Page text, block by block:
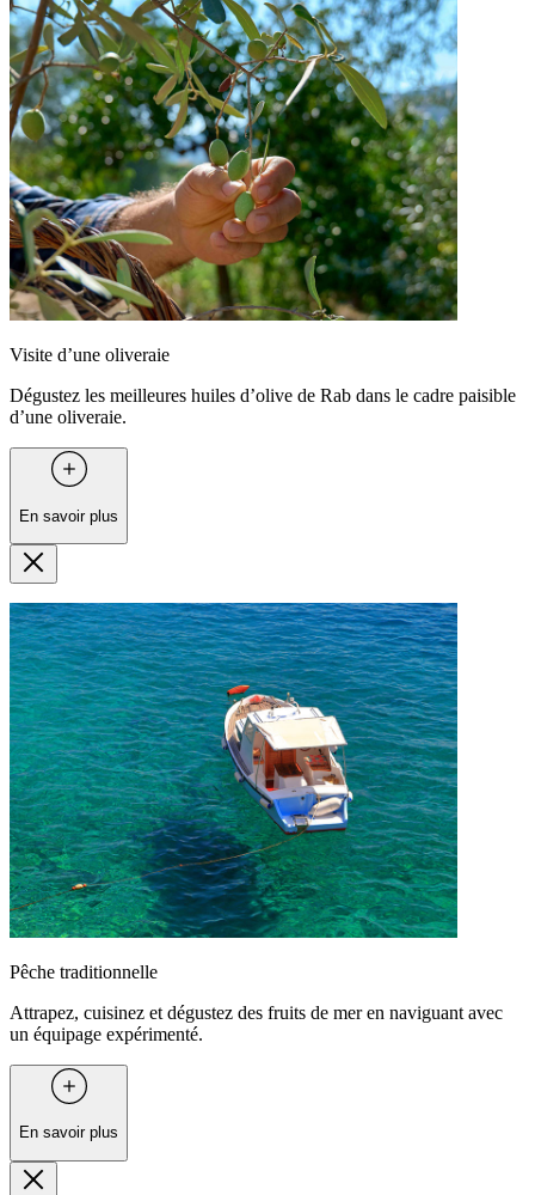
Visite d’une oliveraie
Dégustez les meilleures huiles d’olive de Rab dans le cadre paisible
d’une oliveraie.
En savoir plus
Pêche traditionnelle
Attrapez, cuisinez et dégustez des fruits de mer en naviguant avec
un équipage expérimenté.
En savoir plus